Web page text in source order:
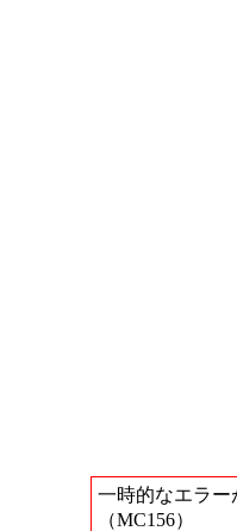
一時的なエラー
（MC156）